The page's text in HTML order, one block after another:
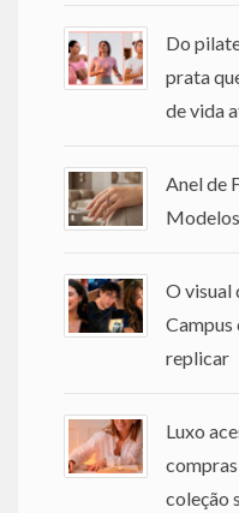
Do
prata
de vida
Anel de
O visual
Campus
replicar
Luxo
coleção